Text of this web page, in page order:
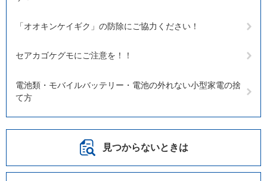
「オオキンケイギク」の防除にご協力ください！
セアカゴケグモにご注意を！！
電池類・モバイルバッテリー・電池の外れない小型家電の捨
て方
見つからないときは